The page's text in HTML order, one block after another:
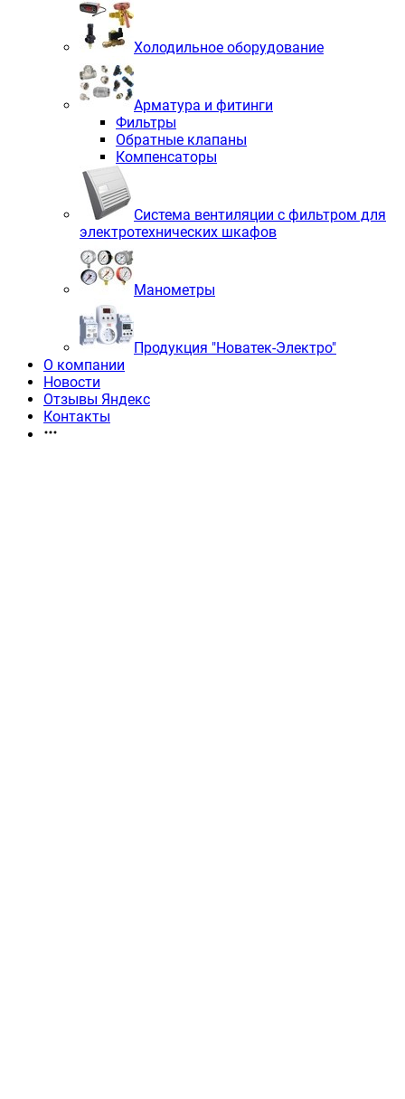
Холодильное оборудование
Арматура и фитинги
Фильтры
Обратные клапаны
Компенсаторы
Система вентиляции с фильтром для
электротехнических шкафов
Манометры
Продукция "Новатек-Электро"
О компании
Новости
Отзывы Яндекс
Контакты